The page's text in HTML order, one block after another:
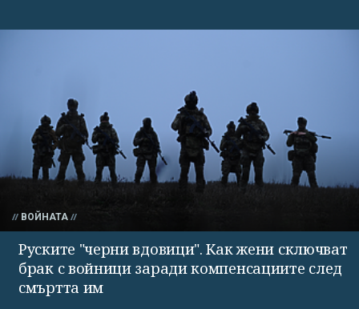
ВОЙНАТА
Руските "черни вдовици". Как жени сключват
брак с войници заради компенсациите след
смъртта им